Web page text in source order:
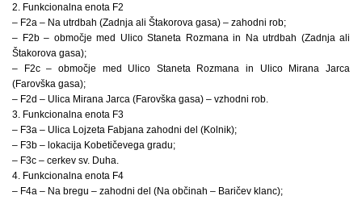
2. Funkcionalna enota F2
– F2a – Na utrdbah (Zadnja ali Štakorova gasa) – zahodni rob;
– F2b – območje med Ulico Staneta Rozmana in Na utrdbah (Zadnja ali
Štakorova gasa);
– F2c – območje med Ulico Staneta Rozmana in Ulico Mirana Jarca
(Farovška gasa);
– F2d – Ulica Mirana Jarca (Farovška gasa) – vzhodni rob.
3. Funkcionalna enota F3
– F3a – Ulica Lojzeta Fabjana zahodni del (Kolnik);
– F3b – lokacija Kobetičevega gradu;
– F3c – cerkev sv. Duha.
4. Funkcionalna enota F4
– F4a – Na bregu – zahodni del (Na občinah – Baričev klanc);